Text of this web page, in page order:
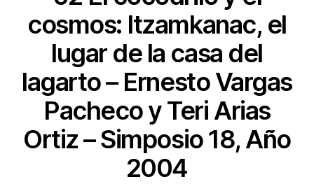
cosmos: Itzamkanac, el
lugar de la casa del
lagarto – Ernesto Vargas
Pacheco y Teri Arias
Ortiz – Simposio 18, Año
2004